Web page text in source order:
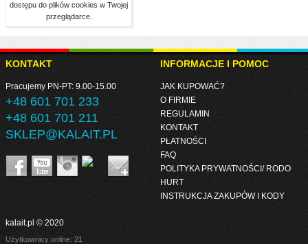
dostępu do plików cookies w Twojej
przeglądarce.
KONTAKT
Pracujemy PN-PT: 9.00-15.00
+48 601 701 233
+48 601 701 211
SKLEP@KALAIT.PL
INFORMACJE I POMOC
JAK KUPOWAĆ?
O FIRMIE
REGULAMIN
KONTAKT
PŁATNOŚCI
FAQ
POLITYKA PRYWATNOŚCI/ RODO
HURT
INSTRUKCJA ZAKUPÓW I KODY
kalait.pl © 2020
Użytkownicy online: 21